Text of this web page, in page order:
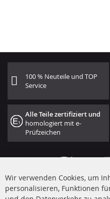
100 % Neuteile und TOP
Service
Alle Teile zertifiziert und
homologiert mit e-
Prüfzeichen
Wir verwenden Cookies, um
personalisieren, Funktionen